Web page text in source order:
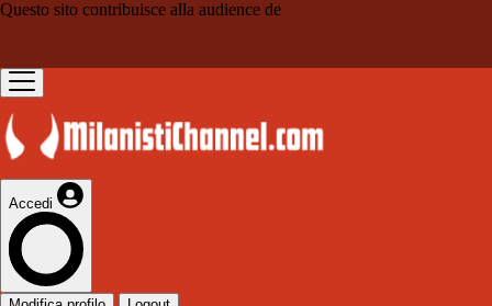
Questo sito contribuisce alla audience de
Accedi